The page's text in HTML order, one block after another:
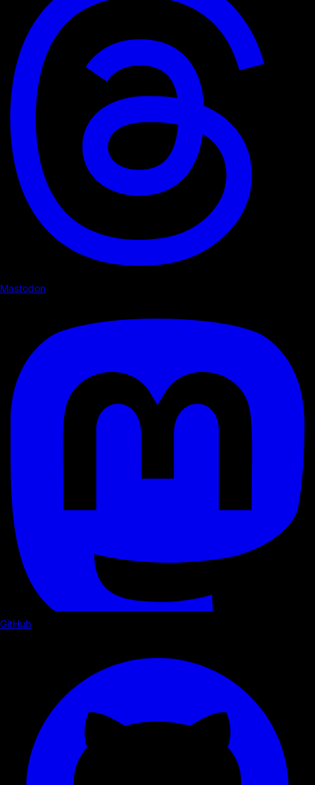
Mastodon
GitHub